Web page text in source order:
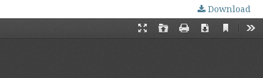
Download